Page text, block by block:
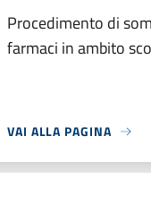
Procedimento di
farmaci in ambito
VAI ALLA PAGINA